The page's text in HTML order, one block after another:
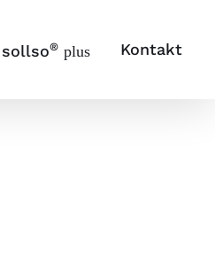
sollso® plus Kontakt